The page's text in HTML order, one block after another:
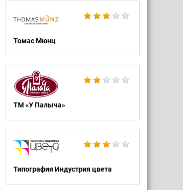
Томас Мюнц
ТМ «У Палыча»
Типография Индустрия цвета